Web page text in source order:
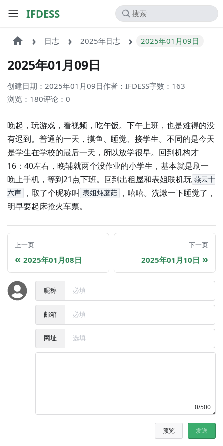
IFDESS
日志 2025年日志 2025年01月09日
2025年01月09日
创建日期：2025年01月09日作者：IFDESS字数：163
浏览：180评论：0
晚起，玩游戏，看视频，吃午饭。下午上班，也是难得的没
有迟到。普通的一天，摸鱼、睡觉、接学生。不同的是今天
是学生在学校的最后一天，所以放学很早。回到机构才
16：40左右，晚辅就两个没作业的小学生，基本就是刷一
晚上手机，等到21点下班。回到出租屋和表姐联机玩 燕云十
六声
，取了个昵称叫 表姐炖蘑菇
，嘻嘻。洗漱一下睡觉了，
明早要起床抢火车票。
上一页
2025年01月08日
下一页
2025年01月10日
昵称
邮箱
网址
0/500
预览 发送